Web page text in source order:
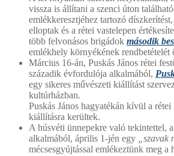
vissza is állítani a szenci úton található
emlékkeresztjéhez tartozó
elloptak és a rétei vastelepen
több felvonásos brigádok második
emlékhely környékének rendbetételét
Március 16-án, Puskás János rétei
századik évfordulója alkalmából,
egy sikeres művészeti kiállítást
kultúrházban.
Puskás János hagyatékán kívül a
kiállításra kerültek.
A húsvéti ünnepekre való tekintettel, a
alkalmából, április 1-jén egy
mécsesgyújtással emlékeztünk meg